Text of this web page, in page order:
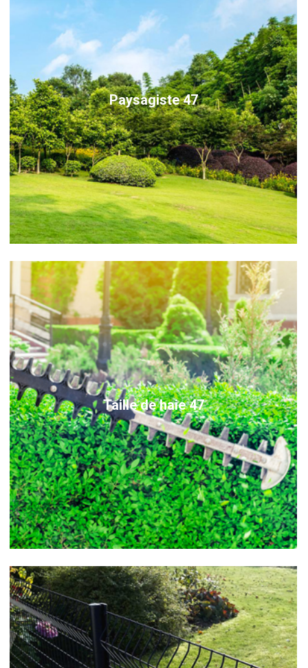
Paysagiste 47
Taille de haie 47